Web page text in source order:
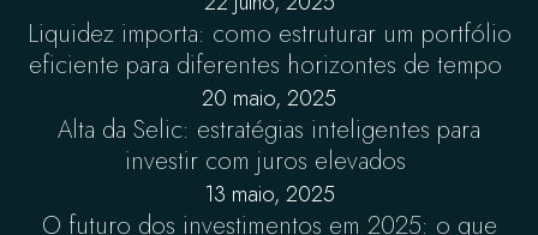
Liquidez importa: como estruturar um portfólio
eficiente para diferentes horizontes de tempo
20 maio, 2025
Alta da Selic: estratégias inteligentes para
investir com juros elevados
13 maio, 2025
O futuro dos investimentos em 2025: o que